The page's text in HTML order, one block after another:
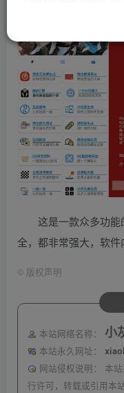
这是一款众多功
全，都非常强大，软件
© 版权声明
本站网络名称： 小
本站永久网址：
网站侵权说明：
本
行许可，转载或引用本